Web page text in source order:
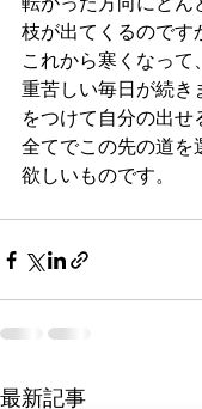
枝が出てくるのです
これから寒くなって
重苦しい毎日が続き
をつけて自分の出せ
全てでこの先の道を
欲しいものです。
最新記事